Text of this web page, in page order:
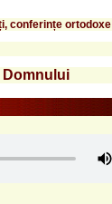
conferințe ortodoxe
Domnului